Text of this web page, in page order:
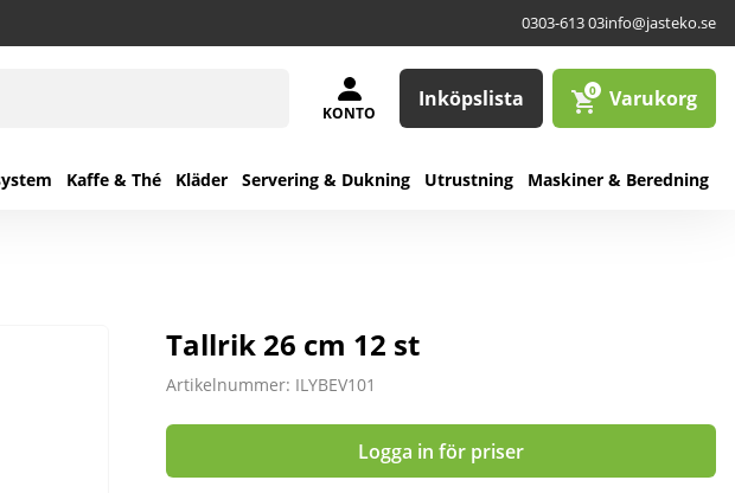
0303-613 03info@jasteko.se
KONTO
Inköpslista 0 Varukorg
Kaffe & Thé Kläder Servering & Dukning Utrustning Maskiner & Beredning
Tallrik 26 cm 12 st
Artikelnummer: ILYBEV101
Logga in för priser